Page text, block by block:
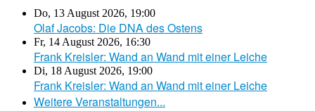
Do, 13 August 2026, 19:00
Olaf Jacobs: Die DNA des Ostens
Fr, 14 August 2026, 16:30
Frank Kreisler: Wand an Wand mit einer Leiche
Di, 18 August 2026, 19:00
Frank Kreisler: Wand an Wand mit einer Leiche
Weitere Veranstaltungen...